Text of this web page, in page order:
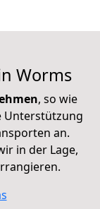
Worms
, so wie
Unterstützung
an.
in der Lage,